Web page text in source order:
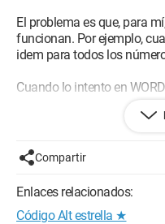
El problema es que, para
funcionan. Por ejemplo,
idem para todos los
Cuando lo intento en
¿Tendrían una solución?
Gracias por sus respuestas.
Configuración: Windows 7
Compartir
Enlaces relacionados:
Código Alt estrella ★